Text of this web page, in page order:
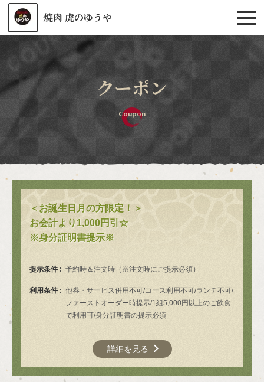
焼肉 虎のゆうや
クーポン
Coupon
＜お誕生日月の方限定！＞
お会計より1,000円引☆
※身分証明書提示※
提示条件 予約時＆注文時（※注文時にご提示必須）
利用条件
他券・サービス併用不可/コース利用不可/ランチ不可/
ファーストオーダー時提示/1組5,000円以上のご飲食
で利用可/身分証明書の提示必須
詳細を見る